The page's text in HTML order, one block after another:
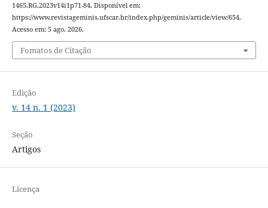
1465.RG.2023v14i1p71-84. Disponível em:
https://www.revistageminis.ufscar.br/index.php/geminis/article/view/654.
Acesso em: 5 ago. 2026.
Fomatos de Citação
Edição
v. 14 n. 1 (2023)
Seção
Artigos
Licença